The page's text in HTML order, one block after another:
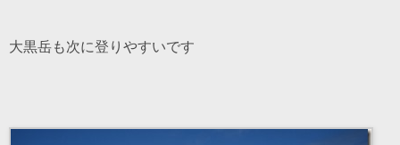
大黒岳も次に登りやすいです